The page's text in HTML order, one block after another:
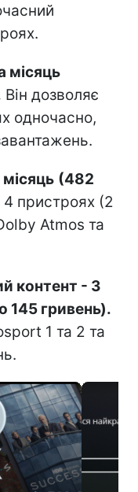
місяць
Він дозволяє
одночасно,
(482
пристроях (2
Atmos та
контент - 3
145 гривень).
1 та 2 та